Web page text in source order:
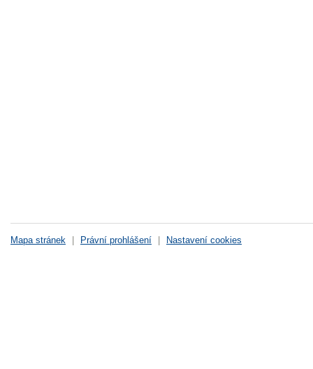
Mapa stránek Právní prohlášení Nastavení cookies